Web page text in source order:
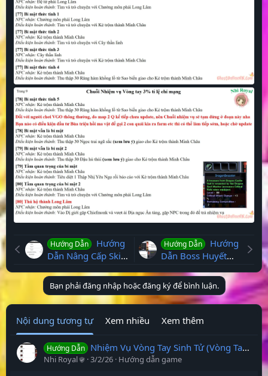
Hướng Dẫn
Hướng
Dẫn Nâng Cấp Skill
Skill Ghost Online
VTC
Hướng Dẫn
Hướng
Dẫn Boss Huyết
Huyết Ngọc Ghost
Online VTC
Bạn phải đăng nhập hoặc đăng ký để bình luận.
Nội dung tương tự Xem nhiều Xem thêm
Hướng Dẫn Nhiệm Vụ Vòng Tay Sinh Tử (Vòng Tay 4% Tỉ Lệ Chí Mạng) Ghost Online VTC
Nhi Royal 3/2/26 Hướng dẫn game